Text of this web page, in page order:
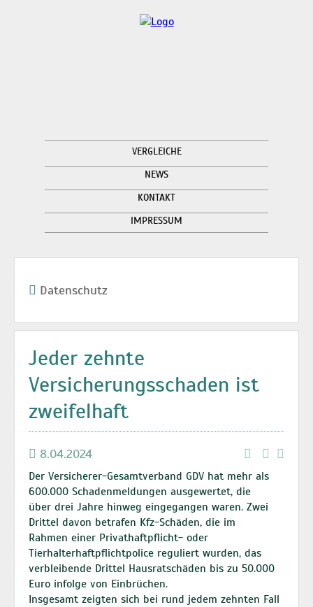
VERGLEICHE
NEWS
KONTAKT
IMPRESSUM
Datenschutz
Jeder zehnte
Versicherungsschaden ist
zweifelhaft
8.04.2024
Der Versicherer-Gesamtverband GDV hat mehr als
600.000 Schadenmeldungen ausgewertet, die
über drei Jahre hinweg eingegangen waren. Zwei
Drittel davon betrafen Kfz-Schäden, die im
Rahmen einer Privathaftpflicht- oder
Tierhalterhaftpflichtpolice reguliert wurden, das
verbleibende Drittel Hausratschäden bis zu 50.000
Euro infolge von Einbrüchen.
Insgesamt zeigten sich bei rund jedem zehnten Fall